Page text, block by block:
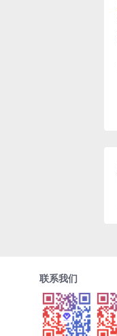
联系我们